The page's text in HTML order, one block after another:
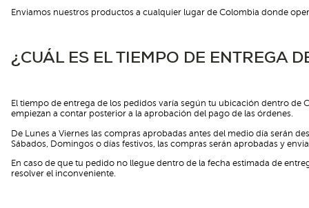
Enviamos nuestros productos a cualquier lugar de Colombia donde
¿CUÁL ES EL TIEMPO DE ENTREGA
El tiempo de entrega de los pedidos varía según tu ubicación dentro de
empiezan a contar posterior a la aprobación del pago de las órdenes.
De Lunes a Viernes las compras aprobadas antes del medio día serán
Sábados, Domingos o días festivos, las compras serán aprobadas y
En caso de que tu pedido no llegue dentro de la fecha estimada de
resolver el inconveniente.